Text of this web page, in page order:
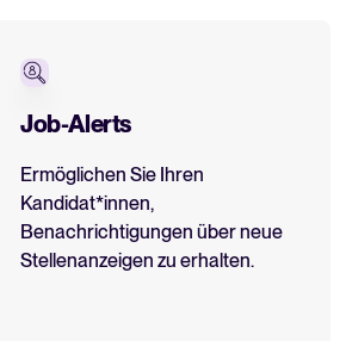
Alle Funktionen
Job-Alerts
Ermöglichen Sie Ihren
Kandidat*innen,
Benachrichtigungen über neue
Stellenanzeigen zu erhalten.